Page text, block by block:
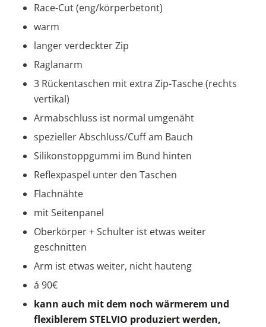
Race-Cut (eng/körperbetont)
warm
langer verdeckter Zip
Raglanarm
3 Rückentaschen mit extra Zip-Tasche (rechts
vertikal)
Armabschluss ist normal umgenäht
spezieller Abschluss/Cuff am Bauch
Silikonstoppgummi im Bund hinten
Reflexpaspel unter den Taschen
Flachnähte
mit Seitenpanel
Oberkörper + Schulter ist etwas weiter
geschnitten
Arm ist etwas weiter, nicht hauteng
á 90€
kann auch mit dem noch wärmerem und
flexiblerem STELVIO produziert werden,